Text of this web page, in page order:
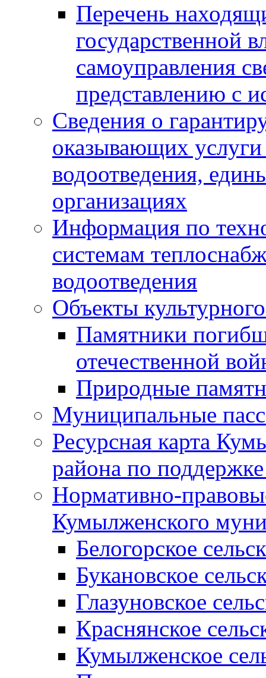
Перечень
государственной
самоуправления
представлению с
Сведения о
оказывающих
водоотведения,
организациях
Информация по
системам
водоотведения
Объекты
Памятники
отечественной
Природные
Муниципальные
Ресурсная карта
района по
Нормативно-
Кумылженского
Белогорское
Букановское
Глазуновское
Краснянское
Кумылженское